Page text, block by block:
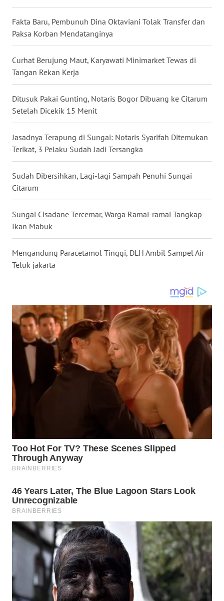
Fakta Baru, Pembunuh Dina Oktaviani Tolak Transfer dan
Paksa Korban Mendatanginya
Curhat Berujung Maut, Karyawati Minimarket Tewas di
Tangan Rekan Kerja
Ditusuk Pakai Gunting, Notaris Bogor Dibuang ke Citarum
Setelah Dicekik 15 Menit
Jasadnya Terapung di Sungai: Notaris Syarifah Ditemukan
Terikat, 3 Pelaku Sudah Jadi Tersangka
Sudah Dibersihkan, Lagi-lagi Sampah Penuhi Sungai
Citarum
Sungai Cisadane Tercemar, Warga Ramai-ramai Tangkap
Ikan Mabuk
Mengandung Paracetamol Tinggi, DLH Ambil Sampel Air
Teluk jakarta
NUSANTARA
JOGJA
WN
JATIM
WN
BALI
WN
KALBAR
WN
WN
WN
KALTIM
WN
SULSEL
WN
GORONTALO
WN
MALUKU
WN
MALUT
WN
DAIRI
DANAU
TOBA